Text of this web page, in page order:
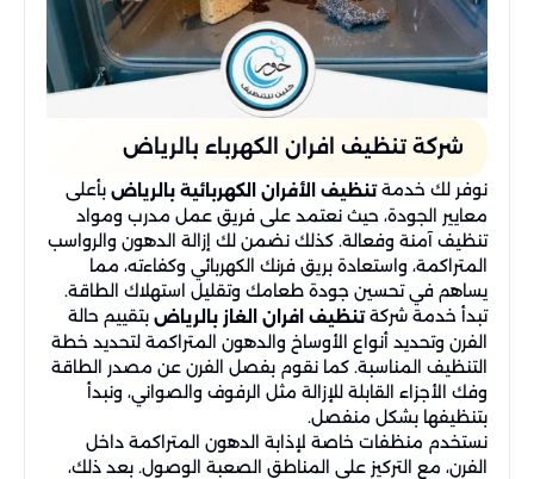
شركة تنظيف افران الكهرباء بالرياض
نوفر لك خدمةتنظيف الأفران الكهربائية بالرياض بأعلى
معايير الجودة، حيث نعتمد على فريق عمل مدرب ومواد
تنظيف آمنة وفعالة. كذلك نضمن لك إزالة الدهون والرواسب
المتراكمة، واستعادة بريق فرنك الكهربائي وكفاءته، مما
يساهم في تحسين جودة طعامك وتقليل استهلاك الطاقة.
تبدأ خدمة شركةتنظيف افران الغاز بالرياض بتقييم حالة
الفرن وتحديد أنواع الأوساخ والدهون المتراكمة لتحديد خطة
التنظيف المناسبة. كما نقوم بفصل الفرن عن مصدر الطاقة
وفك الأجزاء القابلة للإزالة مثل الرفوف والصواني، ونبدأ
بتنظيفها بشكل منفصل.
نستخدم منظفات خاصة لإذابة الدهون المتراكمة داخل
الفرن، مع التركيز على المناطق الصعبة الوصول. بعد ذلك،